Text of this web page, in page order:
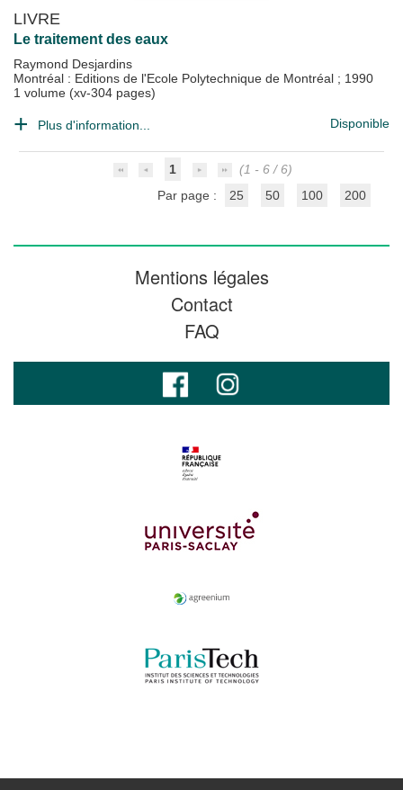
LIVRE
Le traitement des eaux
Raymond Desjardins
Montréal : Editions de l'Ecole Polytechnique de Montréal ; 1990
1 volume (xv-304 pages)
Plus d'information... Disponible
1
(1 - 6 / 6)
Par page :
25 50 100 200
Mentions légales
Contact
FAQ